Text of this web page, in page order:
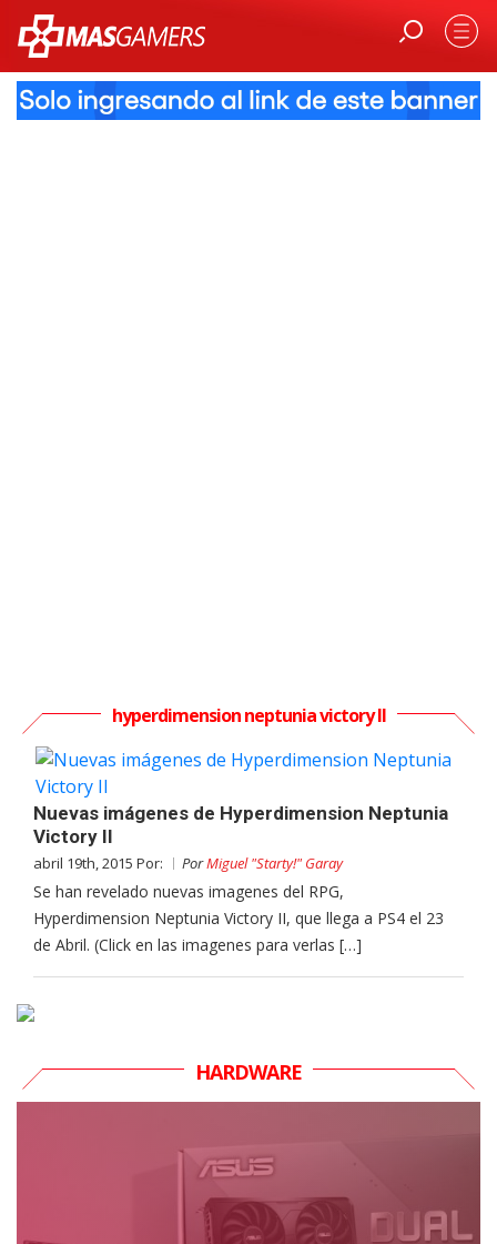
hyperdimension neptunia victory II
Nuevas imágenes de Hyperdimension Neptunia
Victory II
abril 19th, 2015 Por: PorMiguel "Starty!" Garay
Se han revelado nuevas imagenes del RPG,
Hyperdimension Neptunia Victory II, que llega a PS4 el 23
de Abril. (Click en las imagenes para verlas […]
HARDWARE